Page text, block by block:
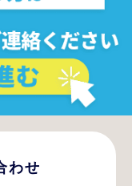
わせ